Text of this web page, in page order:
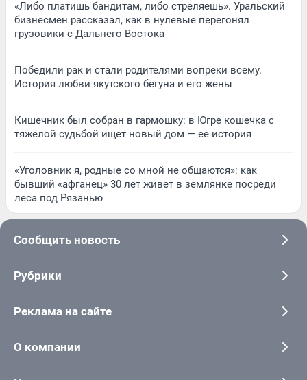
«Либо платишь бандитам, либо стреляешь». Уральский
бизнесмен рассказал, как в нулевые перегонял
грузовики с Дальнего Востока
Победили рак и стали родителями вопреки всему.
История любви якутского бегуна и его жены
Кишечник был собран в гармошку: в Югре кошечка с
тяжелой судьбой ищет новый дом — ее история
«Уголовник я, родные со мной не общаются»: как
бывший «афганец» 30 лет живет в землянке посреди
леса под Рязанью
Сообщить новость
Рубрики
Реклама на сайте
О компании